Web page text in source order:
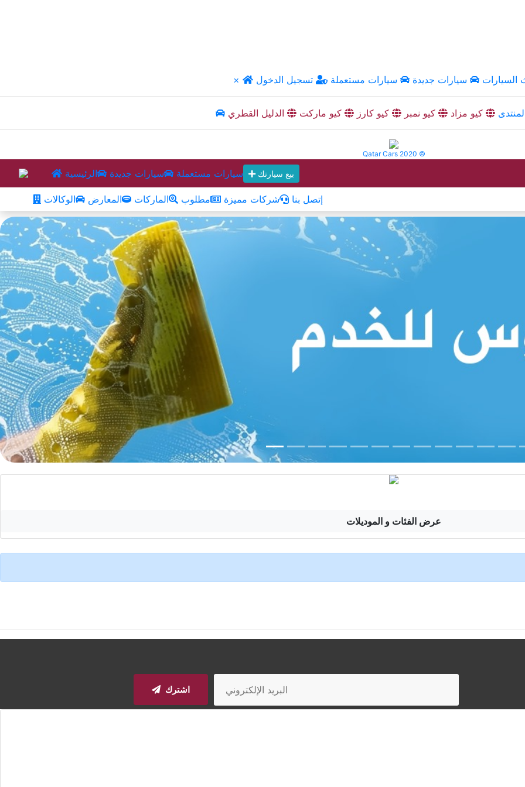
× السيارات سيارات جديدة سيارات مستعملة تسجيل الدخول
كيو مزاد كيو نمبر كيو كارز كيو ماركت الدليل القطري
Qatar Cars 2020 ©
الرئيسية سيارات جديدة سيارات مستعملة بيع سيارتك
الوكالات المعارض الماركات مطلوب شركات مميزة إتصل بنا
عرض الفئات و الموديلات
اشترك